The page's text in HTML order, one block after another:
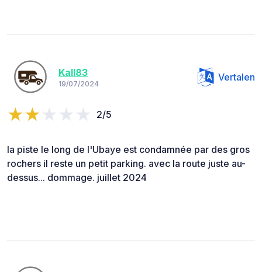
Kall83
19/07/2024
Vertalen
2/5
la piste le long de l'Ubaye est condamnée par des gros
rochers il reste un petit parking. avec la route juste au-
dessus... dommage. juillet 2024